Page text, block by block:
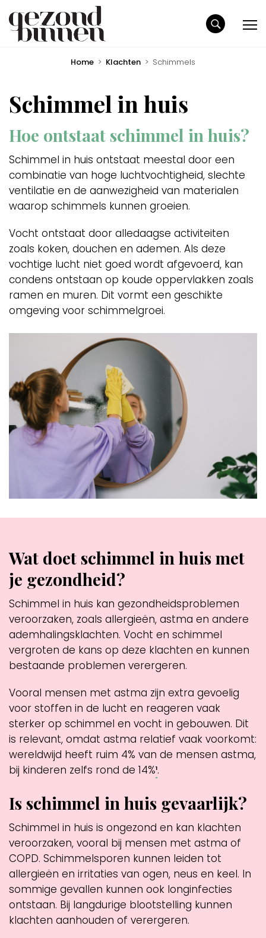
Home > Klachten > Schimmels
Schimmel in huis
Hoe ontstaat schimmel in huis?
Schimmel in huis ontstaat meestal door een
combinatie van hoge luchtvochtigheid, slechte
ventilatie en de aanwezigheid van materialen
waarop schimmels kunnen groeien.
Vocht ontstaat door alledaagse activiteiten
zoals koken, douchen en ademen. Als deze
vochtige lucht niet goed wordt afgevoerd, kan
condens ontstaan op koude oppervlakken zoals
ramen en muren. Dit vormt een geschikte
omgeving voor schimmelgroei.
Wat doet schimmel in huis met
je gezondheid?
Schimmel in huis kan gezondheidsproblemen
veroorzaken, zoals allergieën, astma en andere
ademhalingsklachten. Vocht en schimmel
vergroten de kans op deze klachten en kunnen
bestaande problemen verergeren.
Vooral mensen met astma zijn extra gevoelig
voor stoffen in de lucht en reageren vaak
sterker op schimmel en vocht in gebouwen. Dit
is relevant, omdat astma relatief vaak voorkomt:
wereldwijd heeft ruim 4% van de mensen astma,
bij kinderen zelfs rond de 14%¹.
Is schimmel in huis gevaarlijk?
Schimmel in huis is ongezond en kan klachten
veroorzaken, vooral bij mensen met astma of
COPD. Schimmelsporen kunnen leiden tot
allergieën en irritaties van ogen, neus en keel. In
sommige gevallen kunnen ook longinfecties
ontstaan. Bij langdurige blootstelling kunnen
klachten aanhouden of verergeren.